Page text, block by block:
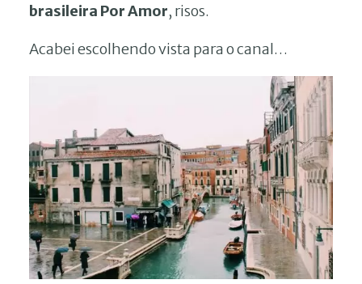
brasileira Por Amor, risos.
Acabei escolhendo vista para o canal…